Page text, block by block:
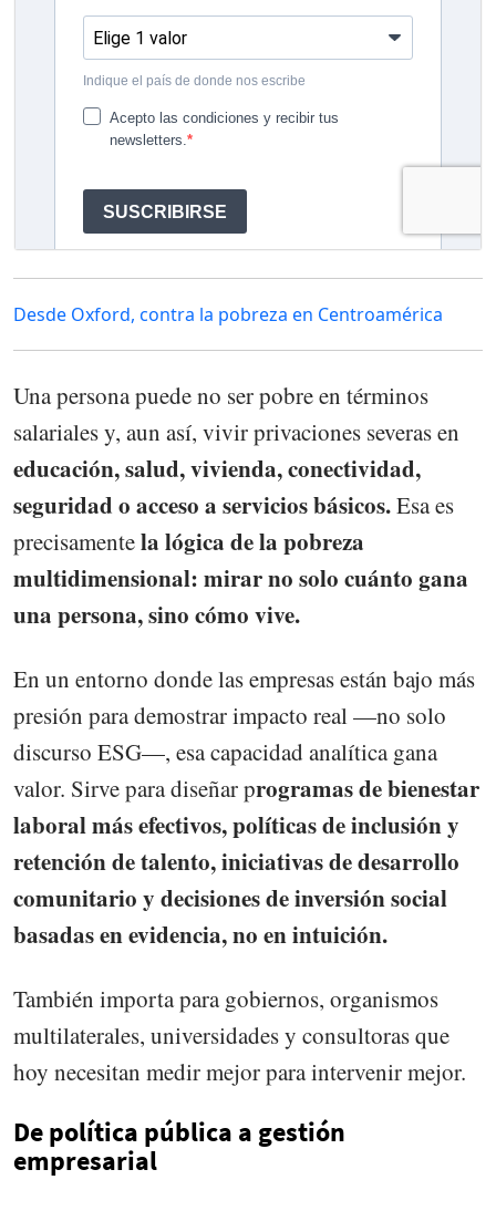
Desde Oxford, contra la pobreza en Centroamérica
Una persona puede no ser pobre en términos
salariales y, aun así, vivir privaciones severas en
educación, salud, vivienda, conectividad,
seguridad o acceso a servicios básicos.Esa es
precisamentela lógica de la pobreza
multidimensional: mirar no solo cuánto gana
una persona, sino cómo vive.
En un entorno donde las empresas están bajo más
presión para demostrar impacto real —no solo
discurso ESG—, esa capacidad analítica gana
valor. Sirve para diseñar programas de bienestar
laboral más efectivos, políticas de inclusión y
retención de talento, iniciativas de desarrollo
comunitario y decisiones de inversión social
basadas en evidencia, no en intuición.
También importa para gobiernos, organismos
multilaterales, universidades y consultoras que
hoy necesitan medir mejor para intervenir mejor.
De política pública a gestión
empresarial